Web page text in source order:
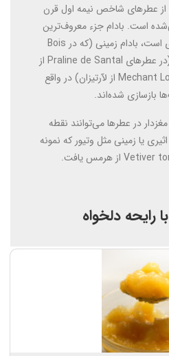
از عطرهای شاخص نیمه اول قرن
است. بادام جزء معروف‌ترین
مغزها در صنایع عطرسازی است، بادام زمینی (که در Bois
Farien از لآرتیزان)، فندق (در عطرهای Praline de Santal از
Pierre Guillaume و Mechant Loup از لآرتیزان) در واقع
بازسازی شده‌اند.
در عطرها می‌توانند نقطه
یا زمینی مثل وتیور که نمونه
رایحه دلخواه